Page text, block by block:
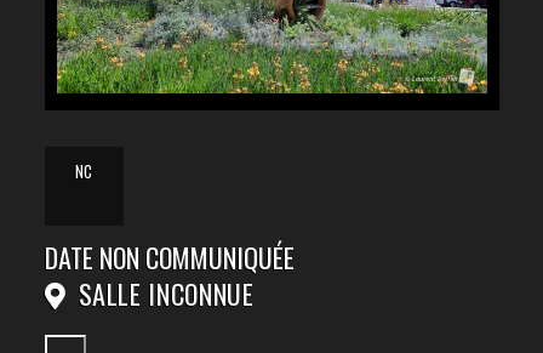
NC
DATE NON COMMUNIQUÉE
SALLE INCONNUE